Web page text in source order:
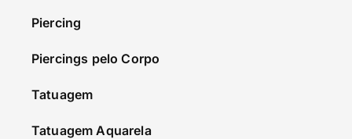
Piercing
Piercings pelo Corpo
Tatuagem
Tatuagem Aquarela